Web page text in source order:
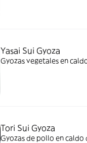
Yasai Sui Gyoza
Gyozas vegetales en
Tori Sui Gyoza
Gyozas de pollo en caldo